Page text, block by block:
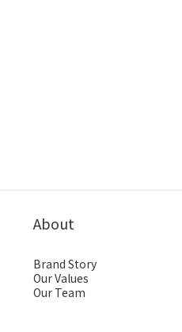
About
Brand Story
Our Values
Our Team